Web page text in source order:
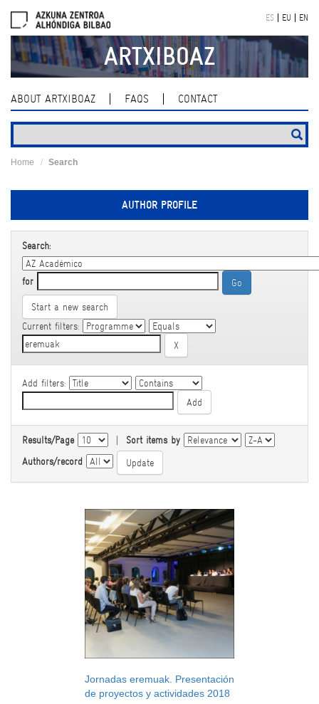
navigation
ES EU EN
ARTXIBOAZ
ABOUT ARTXIBOAZ FAQS CONTACT
Home Search
AUTHOR PROFILE
Search:
for
Start a new search
Current filters:
Add filters:
Results/Page | Sort items by
Authors/record
Jornadas eremuak. Presentación
de proyectos y actividades 2018